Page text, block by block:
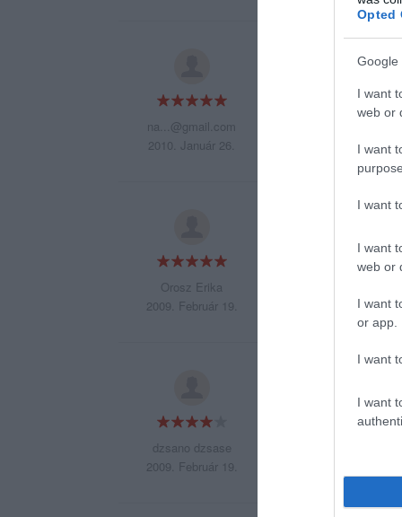
Opted
Google
I want
web or
I want
I want
I want
web or
I want
or app.
I want
I want
na...@gmail.com
2010. Január 26.
nagyon jó hely és
Orosz Erika
2009. Február 19.
dzsano dzsase
2009. Február 19.